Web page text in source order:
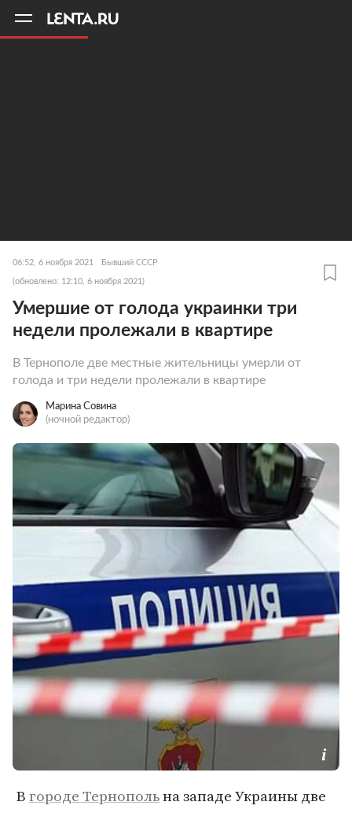
06:52, 6 ноября 2021 Бывший СССР
(обновлено: 12:10, 6 ноября 2021)
Умершие от голода украинки три
недели пролежали в квартире
В Тернополе две местные жительницы умерли от
голода и три недели пролежали в квартире
Марина Совина
(ночной редактор)
Вгороде Тернопольна западе Украины две